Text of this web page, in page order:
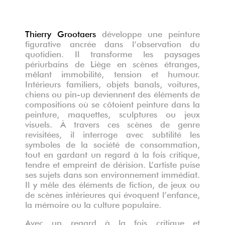
Thierry Grootaers développe une peinture
figurative ancrée dans l’observation du
quotidien. Il transforme les paysages
périurbains de Liège en scènes étranges,
mêlant immobilité, tension et humour.
Intérieurs familiers, objets banals, voitures,
chiens ou pin-up deviennent des éléments de
compositions où se côtoient peinture dans la
peinture, maquettes, sculptures ou jeux
visuels. À travers ces scènes de genre
revisitées, il interroge avec subtilité les
symboles de la société de consommation,
tout en gardant un regard à la fois critique,
tendre et empreint de dérision. L’artiste puise
ses sujets dans son environnement immédiat.
Il y mêle des éléments de fiction, de jeux ou
de scènes intérieures qui évoquent l’enfance,
la mémoire ou la culture populaire.
Avec un regard à la fois critique et